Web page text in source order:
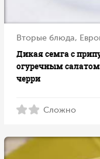
Вторые блюда,
Дикая семга с
огуречным
черри
Сложно